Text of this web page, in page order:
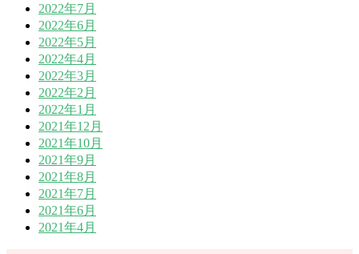
2022年7月
2022年6月
2022年5月
2022年4月
2022年3月
2022年2月
2022年1月
2021年12月
2021年10月
2021年9月
2021年8月
2021年7月
2021年6月
2021年4月